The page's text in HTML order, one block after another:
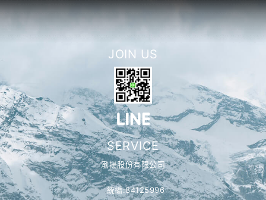
JOIN US
SERVICE
渤揚股份有限公司
統編:84125996